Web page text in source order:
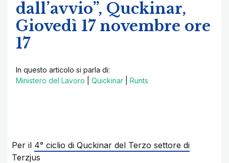
dall’avvio”, Quckinar,
Giovedì 17 novembre ore
17
In questo articolo si parla di:
Ministero del Lavoro
Quickinar Runts
Per il 4° ciclio di Quckinar del Terzo settore di
Terzjus